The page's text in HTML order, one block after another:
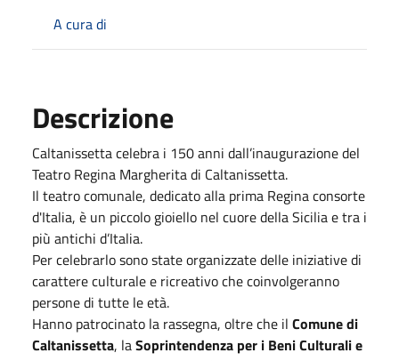
A cura di
Descrizione
Caltanissetta celebra i 150 anni dall’inaugurazione del
Teatro Regina Margherita di Caltanissetta.
Il teatro comunale, dedicato alla prima Regina consorte
d'Italia, è un piccolo gioiello nel cuore della Sicilia e tra i
più antichi d’Italia.
Per celebrarlo sono state organizzate delle iniziative di
carattere culturale e ricreativo che coinvolgeranno
persone di tutte le età.
Hanno patrocinato la rassegna, oltre che il Comune di
Caltanissetta, laSoprintendenza per i Beni Culturali e